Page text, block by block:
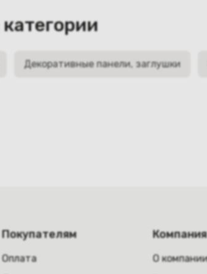
Декоративные панели, заглушки
Покупателям
Оплата
Компания
О